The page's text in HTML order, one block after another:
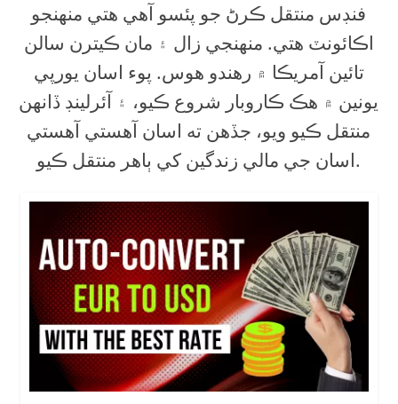
فنڊس منتقل ڪرڻ جو پئسو آهي هتي منهنجو
اڪائونٽ هتي. منهنجي زال ۽ مان ڪيترن سالن
تائين آمريڪا ۾ رهندو هوس. پوء اسان يورپي
يونين ۾ هڪ ڪاروبار شروع ڪيو، ۽ آئرلينڊ ڏانهن
منتقل ڪيو ويو، جڏهن ته اسان آهستي آهستي
اسان جي مالي زندگين کي ٻاهر منتقل ڪيو.